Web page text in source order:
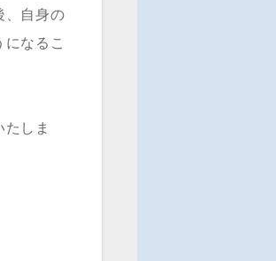
、自身の
なるこ
しま